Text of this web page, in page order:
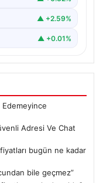
▲ +2.59%
▲ +0.01%
Edemeyince
Adresi Ve Chat
bugün ne kadar
bile geçmez”